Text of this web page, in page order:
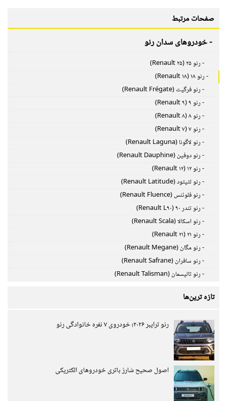
صفحات مرتبط
- خودروهای سدان رنو
- رنو ۲۵ (Renault ۲۵)
- رنو ۱۸ (Renault ۱۸)
- رنو فرگیت (Renault Frégate)
- رنو ۹ (Renault ۹)
- رنو ۸ (Renault ۸)
- رنو ۷ (Renault ۷)
- رنو لاگونا (Renault Laguna)
- رنو دوفین (Renault Dauphine)
- رنو ۱۲ (Renault ۱۲)
- رنو لتیتود (Renault Latitude)
- رنو فلوئنس (Renault Fluence)
- رنو تندر ۹۰ (Renault L۹۰)
- رنو اسکالا (Renault Scala)
- رنو ۲۱ (Renault ۲۱)
- رنو مگان (Renault Megane)
- رنو سافران (Renault Safrane)
- رنو تالیسمان (Renault Talisman)
تازه ترین‌ها
رنو ترایبر ۲۰۲۶؛ خودروی ۷ نفره خانوادگی رنو
اصول صحیح شارژ باتری خودروهای الکتریکی